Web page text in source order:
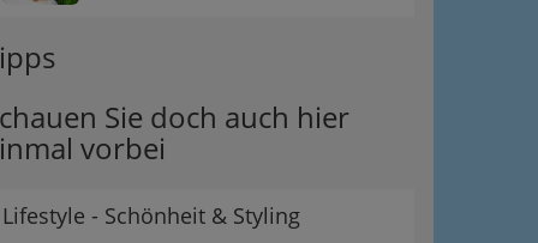
Sie doch auch hier
vorbei
Lifestyle - Schönheit & Styling